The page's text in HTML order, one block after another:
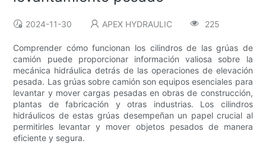
2024-11-30 APEX HYDRAULIC 225
Comprender cómo funcionan los cilindros de las grúas de
camión puede proporcionar información valiosa sobre la
mecánica hidráulica detrás de las operaciones de elevación
pesada. Las grúas sobre camión son equipos esenciales para
levantar y mover cargas pesadas en obras de construcción,
plantas de fabricación y otras industrias. Los cilindros
hidráulicos de estas grúas desempeñan un papel crucial al
permitirles levantar y mover objetos pesados ​​de manera
eficiente y segura.